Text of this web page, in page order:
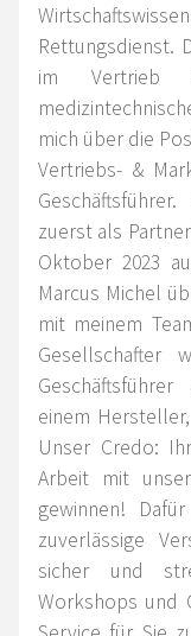
Rettungsdienst.
im Vertrieb
mich über die
Vertriebs- &
zuerst als
Oktober 2023
Marcus Michel
mit meinem
Gesellschafter
einem
Unser Credo:
Arbeit mit
gewinnen!
zuverlässige
sicher und
Workshops und